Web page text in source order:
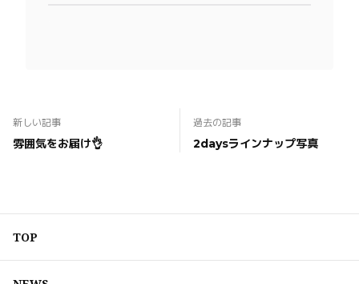
新しい記事
雰囲気をお届け👌
過去の記事
2daysラインナップ写真
TOP